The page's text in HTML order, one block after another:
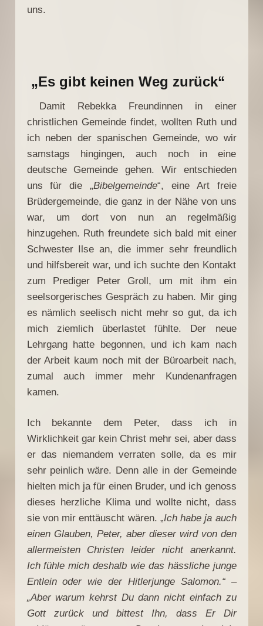
uns.
„Es gibt keinen Weg zurück“
Damit Rebekka Freundinnen in einer
christlichen Gemeinde findet, wollten Ruth und
ich neben der spanischen Gemeinde, wo wir
samstags hingingen, auch noch in eine
deutsche Gemeinde gehen. Wir entschieden
uns für die „Bibelgemeinde“, eine Art freie
Brüdergemeinde, die ganz in der Nähe von uns
war, um dort von nun an regelmäßig
hinzugehen. Ruth freundete sich bald mit einer
Schwester Ilse an, die immer sehr freundlich
und hilfsbereit war, und ich suchte den Kontakt
zum Prediger Peter Groll, um mit ihm ein
seelsorgerisches Gespräch zu haben. Mir ging
es nämlich seelisch nicht mehr so gut, da ich
mich ziemlich überlastet fühlte. Der neue
Lehrgang hatte begonnen, und ich kam nach
der Arbeit kaum noch mit der Büroarbeit nach,
zumal auch immer mehr Kundenanfragen
kamen.
Ich bekannte dem Peter, dass ich in
Wirklichkeit gar kein Christ mehr sei, aber dass
er das niemandem verraten solle, da es mir
sehr peinlich wäre. Denn alle in der Gemeinde
hielten mich ja für einen Bruder, und ich genoss
dieses herzliche Klima und wollte nicht, dass
sie von mir enttäuscht wären. „Ich habe ja auch
einen Glauben, Peter, aber dieser wird von den
allermeisten Christen leider nicht anerkannt.
Ich fühle mich deshalb wie das hässliche junge
Entlein oder wie der Hitlerjunge Salomon.“ –
„Aber warum kehrst Du dann nicht einfach zu
Gott zurück und bittest Ihn, dass Er Dir